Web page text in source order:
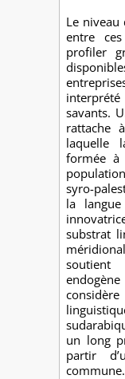
Le niveau
entre
profiler
savants.
rattache
laquelle
formée à
syro-
la
substrat
un long
partir
commune.